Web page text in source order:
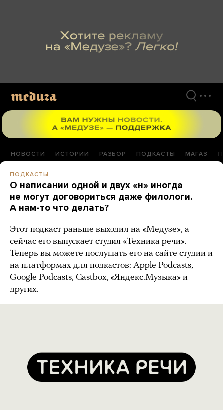
НОВОСТИ ИСТОРИИ РАЗБОР ПОДКАСТЫ МАГАЗ
ПОДКАСТЫ
О написании одной и двух «н» иногда
не могут договориться даже филологи.
А нам-то что делать?
Этот подкаст раньше выходил на «Медузе», а
сейчас его выпускает студия «Техника речи».
Теперь вы можете послушать его на сайте студии и
на платформах для подкастов: Apple Podcasts,
Google Podcasts, Castbox, «Яндекс.Музыка» и
других.